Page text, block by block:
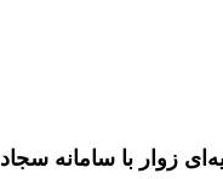
زوار با سامانه سجاد